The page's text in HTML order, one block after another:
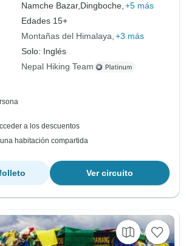
Namche Bazar,Dingboche, +5 más
Edades 15+
Montañas del Himalaya +3 más
Solo: Inglés
Nepal Hiking Team
a los descuentos
habitación compartida
Ver circuito